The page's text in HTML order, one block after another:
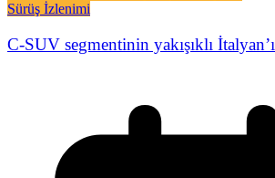
Sürüş İzlenimi
C-SUV segmentinin yakışıklı İtalyan’ı